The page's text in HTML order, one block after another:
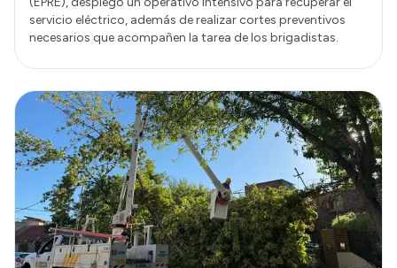
servicio eléctrico, además de realizar cortes preventivos
necesarios que acompañen la tarea de los brigadistas.